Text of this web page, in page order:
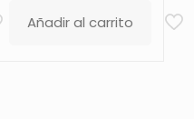
Añadir al carrito